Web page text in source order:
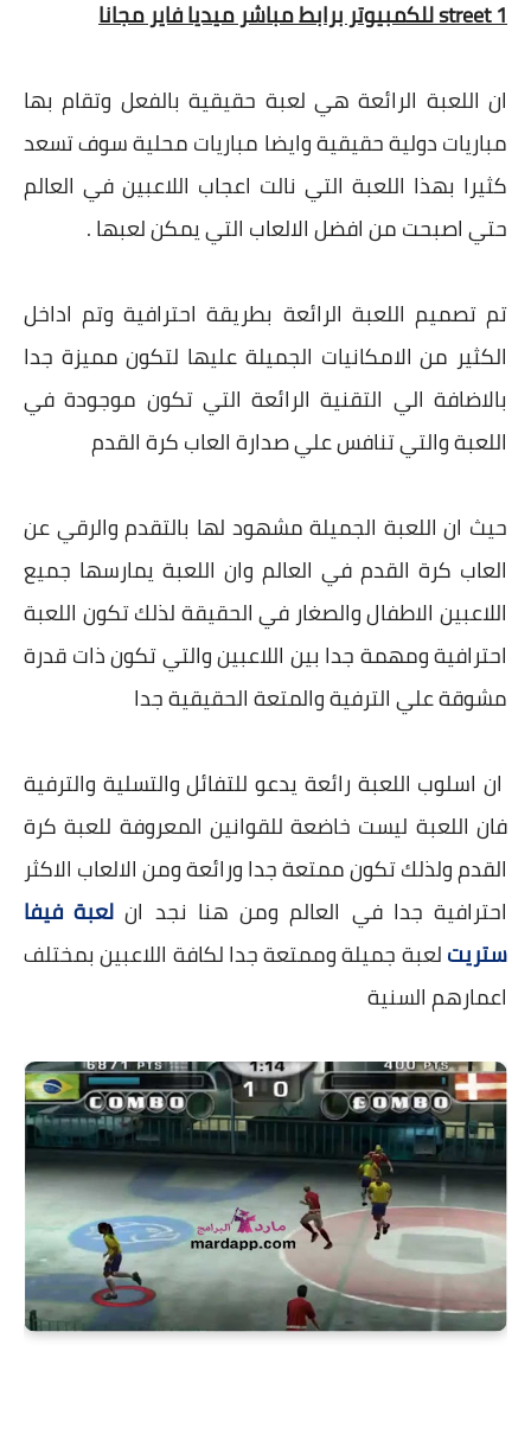
street 1 للكمبيوتر برابط مباشر ميديا فاير مجانا
ان اللعبة الرائعة هي لعبة حقيقية بالفعل وتقام بها
مباريات دولية حقيقية وايضا مباريات محلية سوف تسعد
كثيرا بهذا اللعبة التي نالت اعجاب اللاعبين في العالم
حتي اصبحت من افضل الالعاب التي يمكن لعبها .
تم تصميم اللعبة الرائعة بطريقة احترافية وتم اداخل
الكثير من الامكانيات الجميلة عليها لتكون مميزة جدا
بالاضافة الي التقنية الرائعة التي تكون موجودة في
اللعبة والتي تنافس علي صدارة العاب كرة القدم
حيث ان اللعبة الجميلة مشهود لها بالتقدم والرقي عن
العاب كرة القدم في العالم وان اللعبة يمارسها جميع
اللاعبين الاطفال والصغار في الحقيقة لذلك تكون اللعبة
احترافية ومهمة جدا بين اللاعبين والتي تكون ذات قدرة
مشوقة علي الترفية والمتعة الحقيقية جدا
ان اسلوب اللعبة رائعة يدعو للتفائل والتسلية والترفية
فان اللعبة ليست خاضعة للقوانين المعروفة للعبة كرة
القدم ولذلك تكون ممتعة جدا ورائعة ومن الالعاب الاكثر
احترافية جدا في العالم ومن هنا نجد ان لعبة فيفا
ستريتلعبة جميلة وممتعة جدا لكافة اللاعبين بمختلف
اعمارهم السنية